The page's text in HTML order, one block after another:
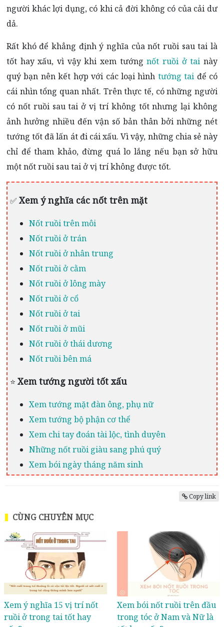
người khác lợi dụng, có khi cả đời không có của cải dư
dả.
Rất khó để khẳng định ý nghĩa của nốt ruồi sau tai là
tốt hay xấu, vì vậy khi xem tướngnốt ruồi ở tai này
quý bạn nên kết hợp với các loại hình tướng tai để có
cái nhìn tổng quan nhất. Trên thực tế, có những người
có nốt ruồi sau tai ở vị trí không tốt nhưng lại không
ảnh hưởng nhiều đến vận số bản thân bởi những nét
tướng tốt đã lấn át đi cái xấu. Vì vậy, những chia sẻ này
chỉ để tham khảo, đừng quá lo lắng nếu bạn sở hữu
một nốt ruồi sau tai ở vị trí không được tốt.
✅ Xem ý nghĩa các nốt trên mặt
Nốt ruồi trên môi
Nốt ruồi ở trán
Nốt ruồi ở nhân trung
Nốt ruồi ở cằm
Nốt ruồi ở lông mày
Nốt ruồi ở cổ
Nốt ruồi ở tai
Nốt ruồi ở mũi
Nốt ruồi ở thái dương
Nốt ruồi bên má
⭐ Xem tướng người tốt xấu
Xem tướng mặt đàn ông, phụ nữ
Xem tướng bộ phận cơ thể
Xem chi tay đoán tài lộc, tình duyên
Những nốt ruồi giàu sang phú quý
Xem bói ngày tháng năm sinh
Copy link
CÙNG CHUYÊN MỤC
Xem ý nghĩa 15 vị trí nốt
ruồi ở trong tai tốt hay
Xem bói nốt ruồi trên đầu
trong tóc ở Nam và Nữ là